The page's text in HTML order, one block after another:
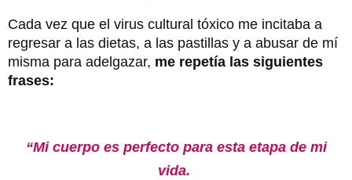
Cada vez que el virus cultural tóxico me incitaba a
regresar a las dietas, a las pastillas y a abusar de mí
misma para adelgazar, me repetía las siguientes
frases:
“Mi cuerpo es perfecto para esta etapa de mi
vida.